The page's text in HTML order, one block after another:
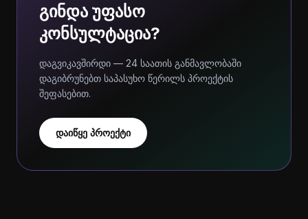
გინდა უფასო
კონსულტაცია?
დაგვიკავშირდი — 24 საათის განმავლობაში
დაგიბრუნებთ საპასუხო წერილს პროექტის
შეფასებით.
დაიწყე პროექტი